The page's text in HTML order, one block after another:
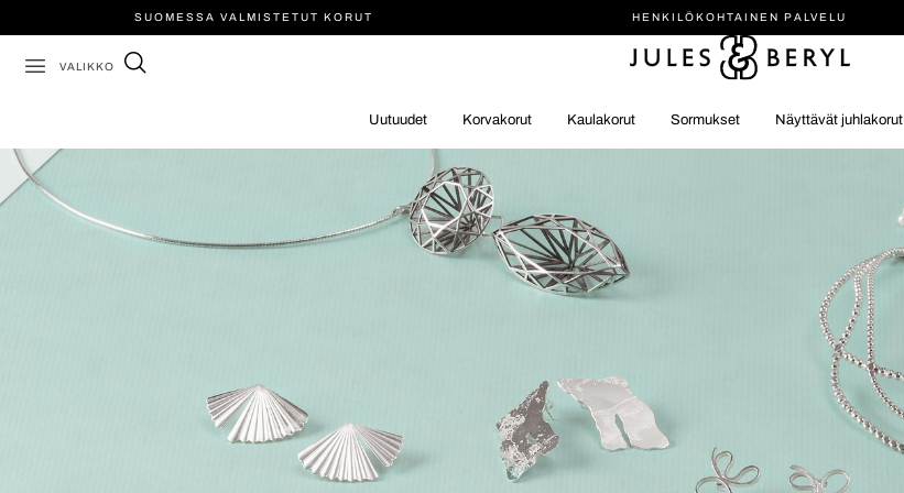
SUOMESSA VALMISTETUT KORUT HENKILÖ­KOHTAINEN PALVELU
VALIKKO
Uutuudet Korvakorut Kaulakorut Sormukset Näyttävät juhlakorut